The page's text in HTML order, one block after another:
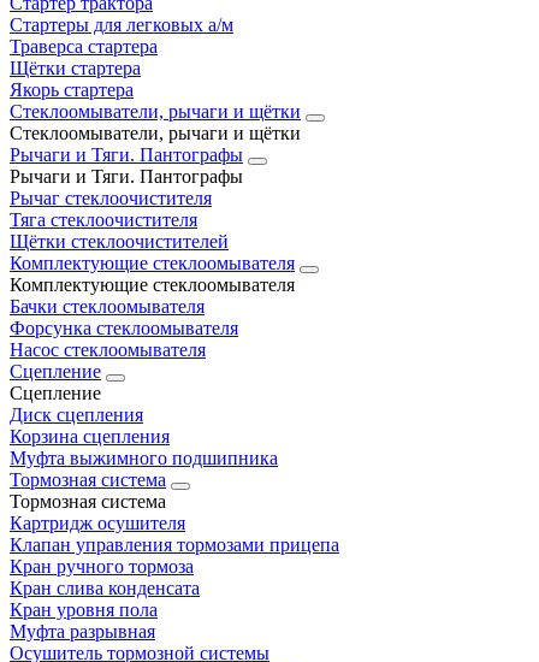
Стартеры для легковых а/м
Траверса стартера
Щётки стартера
Якорь стартера
Стеклоомыватели, рычаги и щётки
Стеклоомыватели, рычаги и щётки
Рычаги и Тяги. Пантографы
Рычаги и Тяги. Пантографы
Рычаг стеклоочистителя
Тяга стеклоочистителя
Щётки стеклоочистителей
Комплектующие стеклоомывателя
Комплектующие стеклоомывателя
Бачки стеклоомывателя
Форсунка стеклоомывателя
Насос стеклоомывателя
Сцепление
Сцепление
Диск сцепления
Корзина сцепления
Муфта выжимного подшипника
Тормозная система
Тормозная система
Картридж осушителя
Клапан управления тормозами прицепа
Кран ручного тормоза
Кран слива конденсата
Кран уровня пола
Муфта разрывная
Осушитель тормозной системы